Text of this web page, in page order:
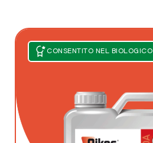
CONSENTITO NEL BIOLOGICO